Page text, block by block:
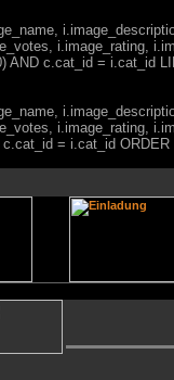
i.image_rating,
AND c.cat_id = i.cat_id
i.image_rating,
= i.cat_id